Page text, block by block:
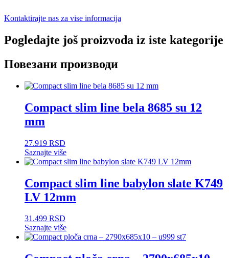
Kontaktirajte nas za vise informacija
Pogledajte još proizvoda iz iste kategorije
Повезани производи
Compact slim line bela 8685 su 12
mm
27.919 RSD
Saznajte više
Compact slim line babylon slate K749
LV 12mm
31.499 RSD
Saznajte više